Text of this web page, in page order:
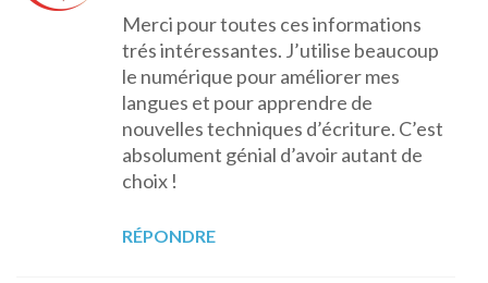
Merci pour toutes ces informations
trés intéressantes. J’utilise beaucoup
le numérique pour améliorer mes
langues et pour apprendre de
nouvelles techniques d’écriture. C’est
absolument génial d’avoir autant de
choix !
RÉPONDRE